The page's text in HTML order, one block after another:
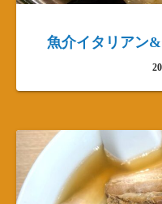
魚介イタリアン